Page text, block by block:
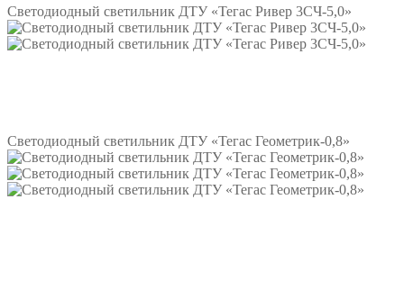
Светодиодный светильник ДТУ «Тегас Ривер 3СЧ-5,0»
Светодиодный светильник ДТУ «Тегас Геометрик-0,8»